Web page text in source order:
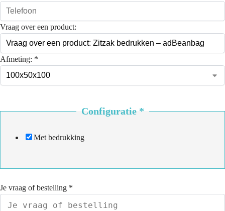
Vraag over een product:
Afmeting: *
Configuratie *
Met bedrukking
Je vraag of bestelling *